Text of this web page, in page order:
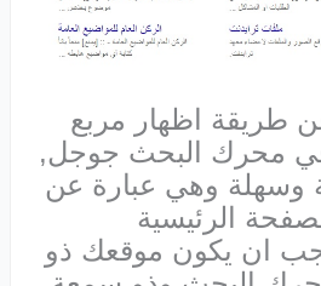
طريقة اظهار مربع
محرك البحث جوجل,
وسهلة وهي عبارة عن
الرئيسية
ان يكون موقعك ذو